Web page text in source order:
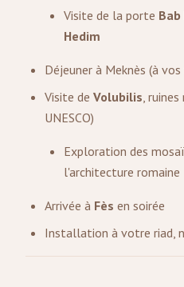
Visite de la porte
Hedim
Déjeuner à Meknès (à
Visite de Volubilis,
UNESCO)
Exploration des
l'architecture romaine
Arrivée à Fès en soirée
Installation à votre riad,